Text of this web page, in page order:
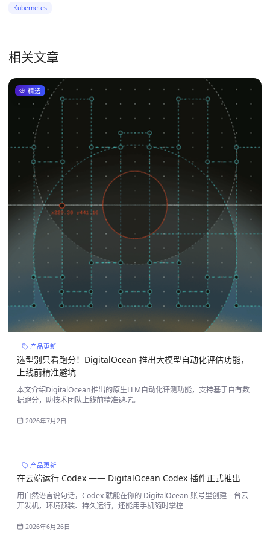
Kubernetes
相关文章
精选
产品更新
选型别只看跑分！DigitalOcean 推出大模型自动化评估功能，
上线前精准避坑
本文介绍DigitalOcean推出的原生LLM自动化评测功能，支持基于自有数
据跑分，助技术团队上线前精准避坑。
2026年7月2日
产品更新
在云端运行 Codex —— DigitalOcean Codex 插件正式推出
用自然语言说句话，Codex 就能在你的 DigitalOcean 账号里创建一台云
开发机，环境预装、持久运行，还能用手机随时掌控
2026年6月26日